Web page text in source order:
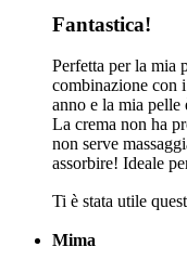
Fantastica!
Perfetta per la mia
combinazione con
anno e la mia pelle
La crema non ha
non serve
assorbire! Ideale
Ti è stata utile
Mima